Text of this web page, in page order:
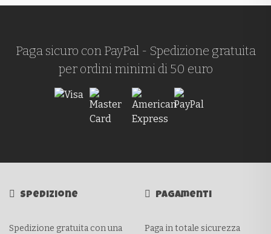
Paga sicuro con PayPal - Spedizione gratuita
per ordini minimi di 50 euro
Spedizione
Spedizione gratuita con una
Pagamenti
Paga in totale sicurezza